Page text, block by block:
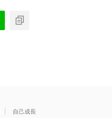
自己成長